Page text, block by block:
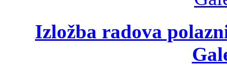
Izložba radova